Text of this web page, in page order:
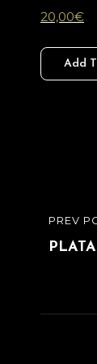
20,00€
Add
de
POST
PREV